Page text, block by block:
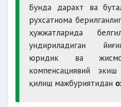
имкониятларини
ўтказиш масаласини
сақлаб
тақдирда
Бунда дарахт ва
рухсатнома
ҳужжатларида
ундириладиган
юридик ва
компенсациявий
қилиш мажбуриятидан